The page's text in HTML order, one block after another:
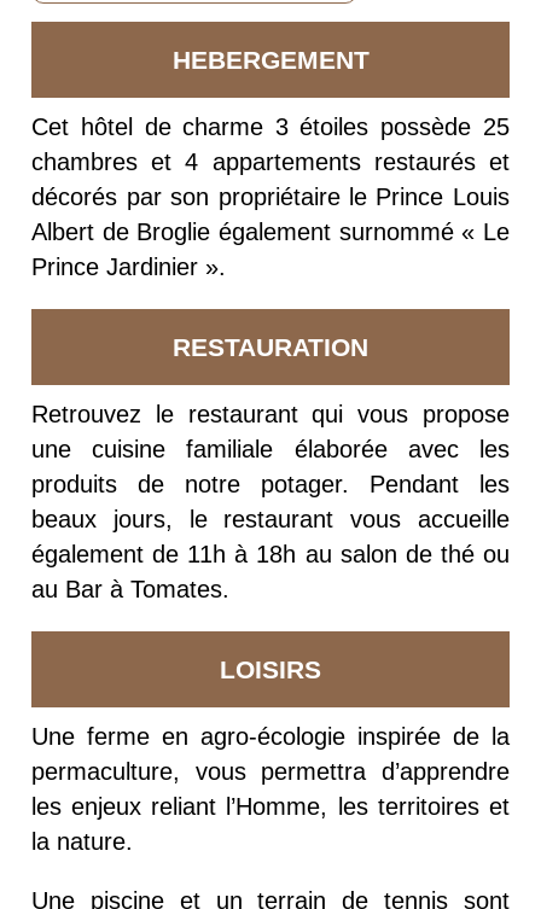
HEBERGEMENT
Cet hôtel de charme 3 étoiles possède 25
chambres et 4 appartements restaurés et
décorés par son propriétaire le Prince Louis
Albert de Broglie également surnommé « Le
Prince Jardinier ».
RESTAURATION
Retrouvez le restaurant qui vous propose
une cuisine familiale élaborée avec les
produits de notre potager. Pendant les
beaux jours, le restaurant vous accueille
également de 11h à 18h au salon de thé ou
au Bar à Tomates.
LOISIRS
Une ferme en agro-écologie inspirée de la
permaculture, vous permettra d’apprendre
les enjeux reliant l’Homme, les territoires et
la nature.
Une piscine et un terrain de tennis sont